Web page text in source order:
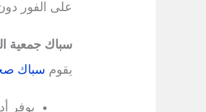
على الفور
سباك جمعية
يقوم سباك
يوفر